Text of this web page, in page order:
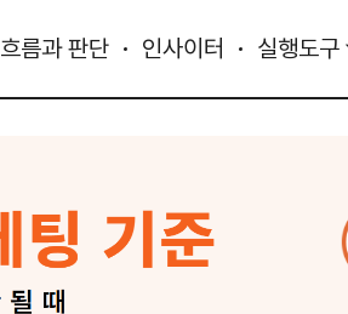
흐름과 판단 인사이터 실행도구